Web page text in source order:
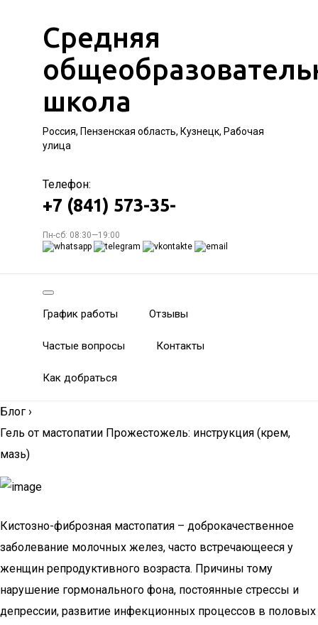
Средняя
школа
Россия, Пензенская область, Кузнецк, Рабочая
улица
Телефон:
+7 (841) 573-35-
Пн-сб: 08:30—19:00
График работы Отзывы
Частые вопросы Контакты
Как добраться
Блог ›
Гель от мастопатии Прожестожель: инструкция (крем,
мазь)
Кистозно-фиброзная мастопатия – доброкачественное
заболевание молочных желез, часто встречающееся у
женщин репродуктивного возраста. Причины тому
нарушение гормонального фона, постоянные стрессы и
депрессии, развитие инфекционных процессов в половых